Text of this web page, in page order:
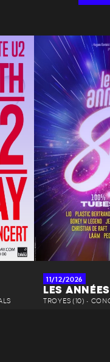
11/12/2026
LES
TROYES (10) •